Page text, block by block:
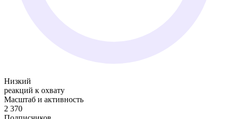
Низкий
реакций к охвату
Масштаб и активность
2 370